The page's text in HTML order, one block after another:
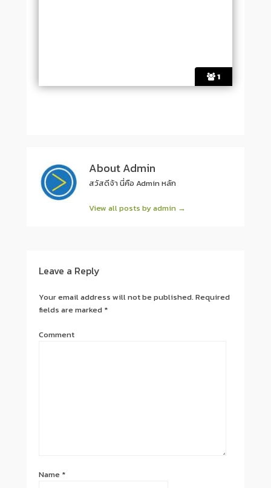
1
About Admin
สวัสดีจ้า นี่คือ Admin หลัก
View all posts by admin →
Leave a Reply
Your email address will not be published.Required
fields are marked *
Comment
Name *